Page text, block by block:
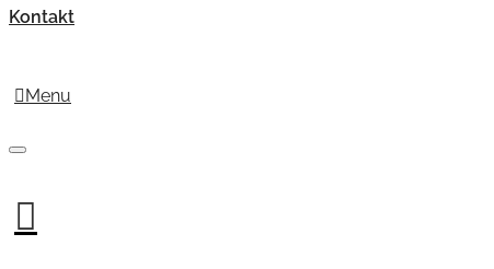
Kontakt
Menu